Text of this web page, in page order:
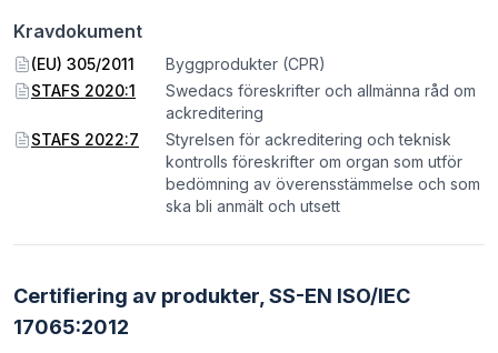
Kravdokument
(EU) 305/2011
Byggprodukter (CPR)
STAFS 2020:1
Swedacs föreskrifter och allmänna råd om
ackreditering
STAFS 2022:7
Styrelsen för ackreditering och teknisk
kontrolls föreskrifter om organ som utför
bedömning av överensstämmelse och som
ska bli anmält och utsett
Certifiering av produkter, SS-EN ISO/IEC
17065:2012